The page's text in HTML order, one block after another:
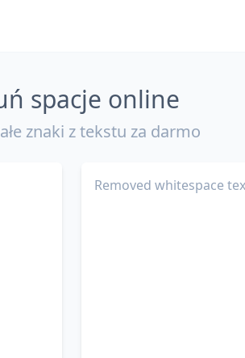
spacje online
znaki z tekstu za darmo